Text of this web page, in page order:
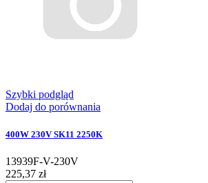
Szybki podgląd
Dodaj do porównania
400W 230V SK11 2250K
13939F-V-230V
225,37 zł